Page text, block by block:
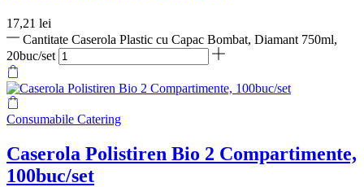
17,21 lei
Cantitate Caserola Plastic cu Capac Bombat, Diamant 750ml,
20buc/set
Consumabile Catering
Caserola Polistiren Bio 2 Compartimente,
100buc/set